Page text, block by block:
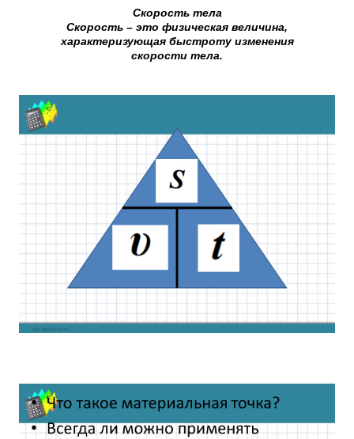
Скорость тела
Скорость – это физическая величина,
характеризующая быстроту изменения
скорости тела.